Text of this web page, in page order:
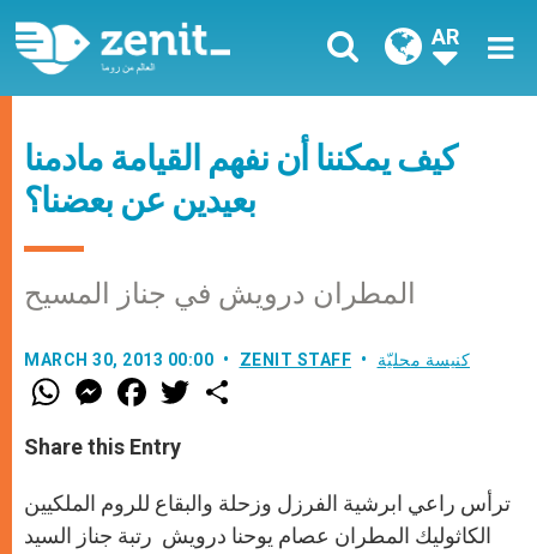
AR
كيف يمكننا أن نفهم القيامة مادمنا
بعيدين عن بعضنا؟
المطران درويش في جناز المسيح
MARCH 30, 2013 00:00 ZENIT STAFF كنيسة محليّة
W
h
t
s
p
p
M
e
s
e
g
e
r
F
a
e
b
o
k
w
r
Share this Entry
ترأس راعي ابرشية الفرزل وزحلة والبقاع للروم الملكيين
الكاثوليك المطران عصام يوحنا درويش رتبة جناز السيد